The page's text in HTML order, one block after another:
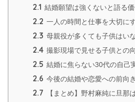
2.1 結婚願望は強くないと語る価
2.2 一人の時間と仕事を大切に
2.3 母親役が多くても子供はい
2.4 撮影現場で見せる子供との
2.5 結婚に焦らない30代の自己
2.6 今後の結婚や恋愛への前向
2.7
【まとめ】野村麻純に旦那